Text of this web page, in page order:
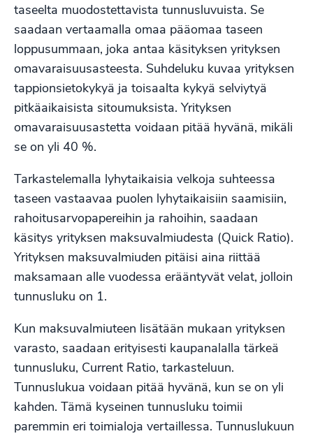
taseelta muodostettavista tunnusluvuista. Se
saadaan vertaamalla omaa pääomaa taseen
loppusummaan, joka antaa käsityksen yrityksen
omavaraisuusasteesta. Suhdeluku kuvaa yrityksen
tappionsietokykyä ja toisaalta kykyä selviytyä
pitkäaikaisista sitoumuksista. Yrityksen
omavaraisuusastetta voidaan pitää hyvänä, mikäli
se on yli 40 %.
Tarkastelemalla lyhytaikaisia velkoja suhteessa
taseen vastaavaa puolen lyhytaikaisiin saamisiin,
rahoitusarvopapereihin ja rahoihin, saadaan
käsitys yrityksen maksuvalmiudesta (Quick Ratio).
Yrityksen maksuvalmiuden pitäisi aina riittää
maksamaan alle vuodessa erääntyvät velat, jolloin
tunnusluku on 1.
Kun maksuvalmiuteen lisätään mukaan yrityksen
varasto, saadaan erityisesti kaupanalalla tärkeä
tunnusluku, Current Ratio, tarkasteluun.
Tunnuslukua voidaan pitää hyvänä, kun se on yli
kahden. Tämä kyseinen tunnusluku toimii
paremmin eri toimialoja vertaillessa. Tunnuslukuun